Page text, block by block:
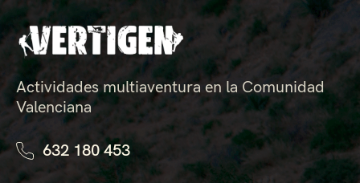
Actividades multiaventura en la Comunidad
Valenciana
632 180 453